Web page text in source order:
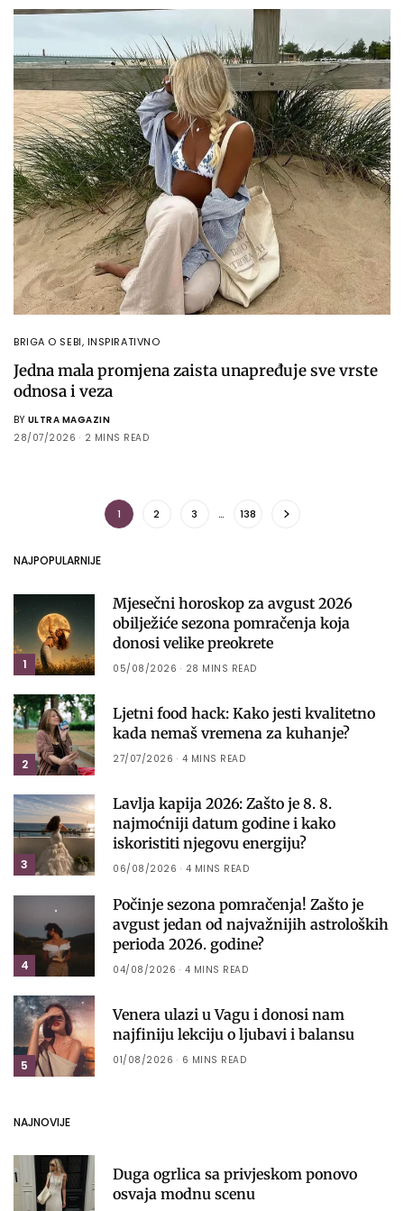
BRIGA O SEBI, INSPIRATIVNO
Jedna mala promjena zaista unapređuje sve vrste
odnosa i veza
BY ULTRA MAGAZIN
28/07/2026
2 MINS READ
1 2 3 … 138
NAJPOPULARNIJE
1
Mjesečni horoskop za avgust 2026
obilježiće sezona pomračenja koja
donosi velike preokrete
05/08/2026 28 MINS READ
2
Ljetni food hack: Kako jesti kvalitetno
kada nemaš vremena za kuhanje?
27/07/2026 4 MINS READ
3
Lavlja kapija 2026: Zašto je 8. 8.
najmoćniji datum godine i kako
iskoristiti njegovu energiju?
06/08/2026 4 MINS READ
4
Počinje sezona pomračenja! Zašto je
avgust jedan od najvažnijih astroloških
perioda 2026. godine?
04/08/2026 4 MINS READ
5
Venera ulazi u Vagu i donosi nam
najfiniju lekciju o ljubavi i balansu
01/08/2026 6 MINS READ
NAJNOVIJE
Duga ogrlica sa privjeskom ponovo
osvaja modnu scenu